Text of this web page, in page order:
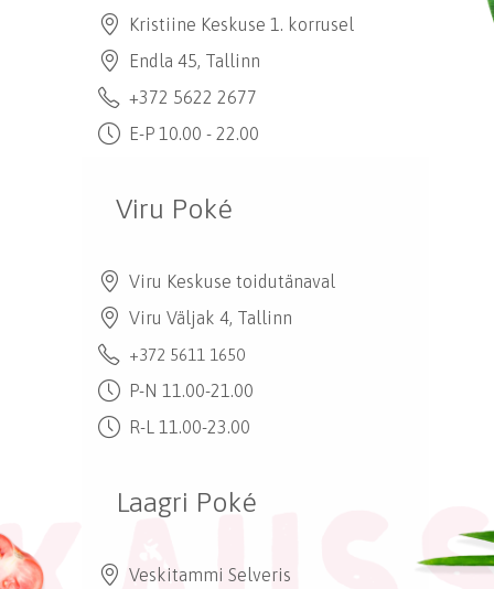
Kristiine Keskuse 1. korrusel
Endla 45, Tallinn
+372 5622 2677
E-P 10.00 - 22.00
Viru Poké
Viru Keskuse toidutänaval
Viru Väljak 4, Tallinn
+372 5611 1650
P-N 11.00-21.00
R-L 11.00-23.00
Laagri Poké
Veskitammi Selveris